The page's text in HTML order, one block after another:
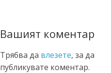
Вашият коментар
Трябва да влезете, за да
публикувате коментар.